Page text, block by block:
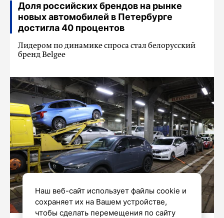
Доля российских брендов на рынке
новых автомобилей в Петербурге
достигла 40 процентов
Лидером по динамике спроса стал белорусский
бренд Belgee
Наш веб-сайт использует файлы cookie и
сохраняет их на Вашем устройстве,
чтобы сделать перемещения по сайту